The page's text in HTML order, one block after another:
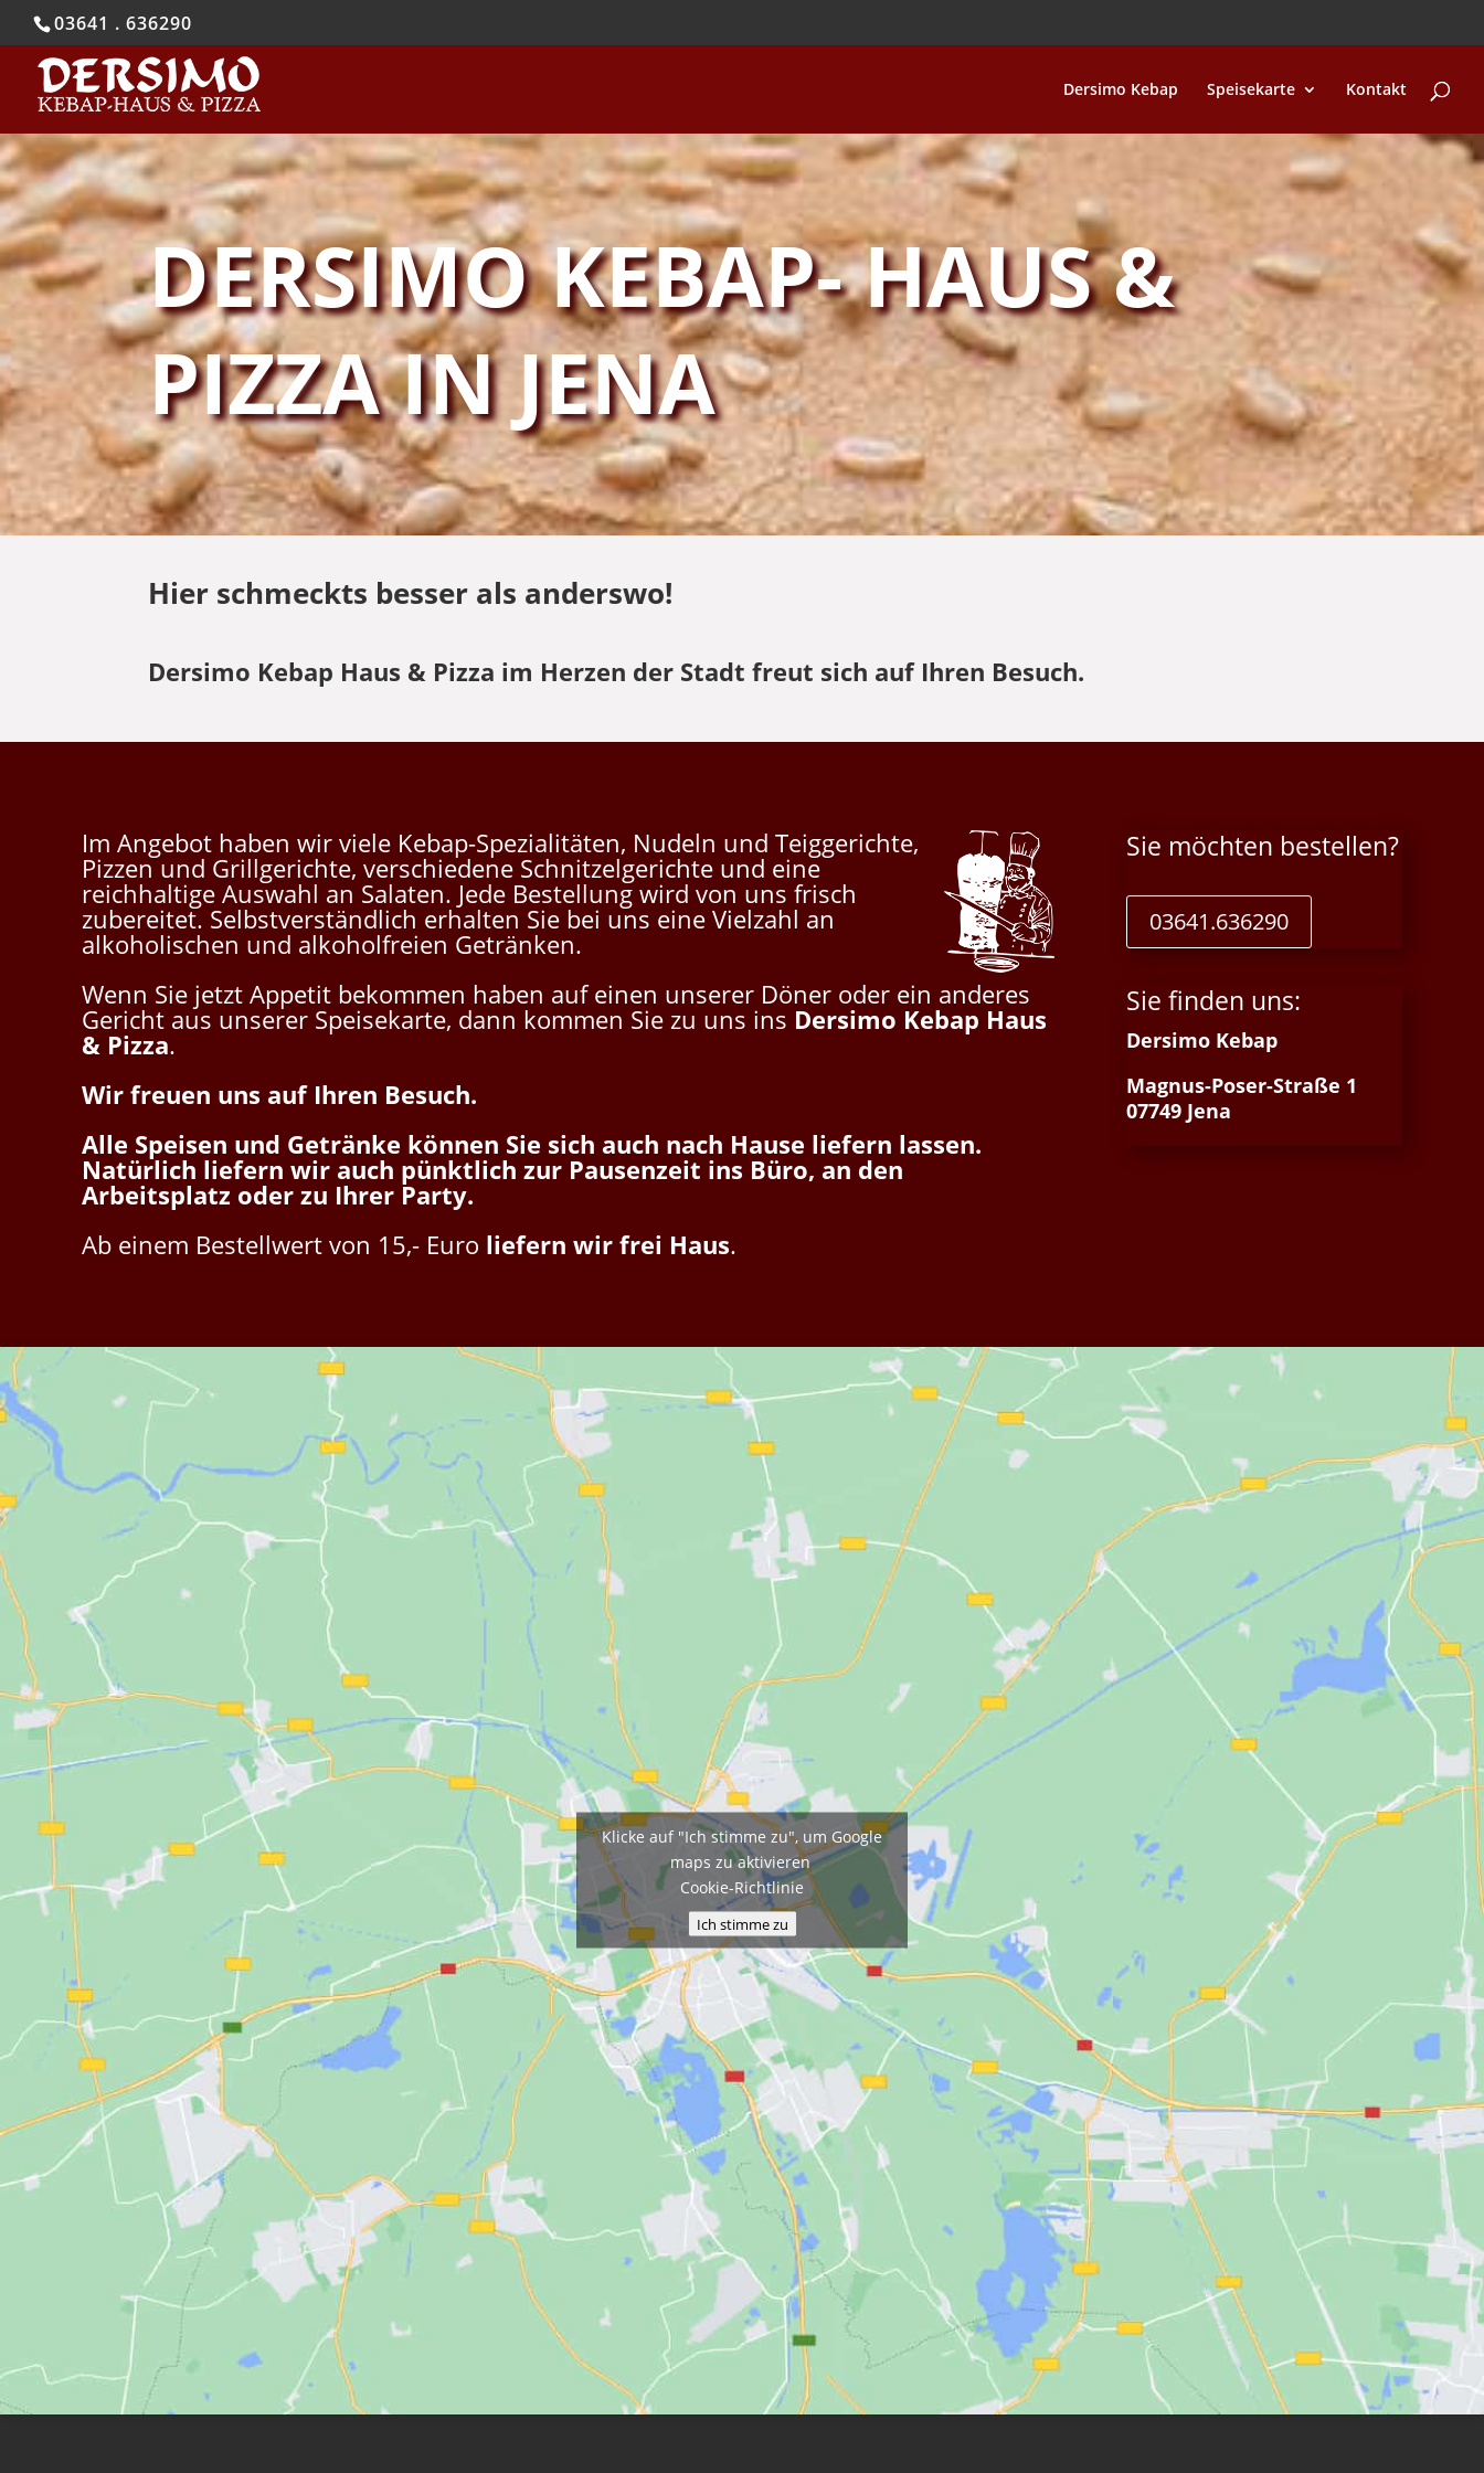
03641 . 636290
Dersimo Kebap Speisekarte Kontakt
DERSIMO KEBAP- HAUS &
PIZZA IN JENA
Hier schmeckts besser als anderswo!
Dersimo Kebap Haus & Pizza im Herzen der Stadt freut sich auf Ihren Besuch.
Im Angebot haben wir viele Kebap-Spezialitäten, Nudeln und Teiggerichte,
Pizzen und Grillgerichte, verschiedene Schnitzelgerichte und eine
reichhaltige Auswahl an Salaten. Jede Bestellung wird von uns frisch
zubereitet. Selbstverständlich erhalten Sie bei uns eine Vielzahl an
alkoholischen und alkoholfreien Getränken.
Wenn Sie jetzt Appetit bekommen haben auf einen unserer Döner oder ein anderes
Gericht aus unserer Speisekarte, dann kommen Sie zu uns ins Dersimo Kebap Haus
& Pizza.
Wir freuen uns auf Ihren Besuch.
Alle Speisen und Getränke können Sie sich auch nach Hause liefern lassen.
Natürlich liefern wir auch pünktlich zur Pausenzeit ins Büro, an den
Arbeitsplatz oder zu Ihrer Party.
Ab einem Bestellwert von 15,- Euro liefern wir frei Haus.
Sie möchten bestellen?
03641.636290
Sie finden uns:
Dersimo Kebap
Magnus-Poser-Straße 1
07749 Jena
Klicke auf "Ich stimme zu", um Google
maps zu aktivieren
Cookie-Richtlinie
Ich stimme zu